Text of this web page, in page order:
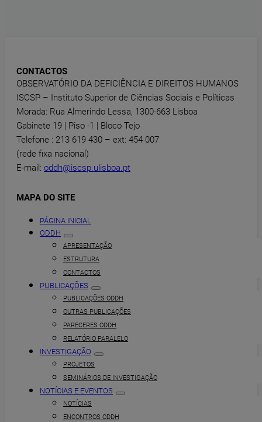
CONTACTOS
OBSERVATÓRIO DA DEFICIÊNCIA E DIREITOS HUMANOS
ISCSP – Instituto Superior de Ciências Sociais e Políticas
Morada: Rua Almerindo Lessa, 1300-663 Lisboa
Gabinete 19 | Piso -1 | Bloco Tejo
Telefone : 213 619 430 – ext: 454 007
(rede fixa nacional)
E-mail: oddh@iscsp.ulisboa.pt
MAPA DO SITE
PÁGINA INICIAL
ODDH
APRESENTAÇÃO
ESTRUTURA
CONTACTOS
PUBLICAÇÕES
PUBLICAÇÕES ODDH
OUTRAS PUBLICAÇÕES
PARECERES ODDH
RELATÓRIO PARALELO
INVESTIGAÇÃO
PROJETOS
SEMINÁRIOS DE INVESTIGAÇÃO
NOTÍCIAS E EVENTOS
NOTÍCIAS
ENCONTROS ODDH